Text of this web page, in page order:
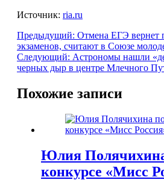
Источник: ria.ru
Предыдущий: Отмена ЕГЭ вернет
экзаменов, считают в Союзе
Следующий: Астрономы нашли
черных дыр в центре Млечного
Похожие записи
Юлия
конкурсе «Мисс